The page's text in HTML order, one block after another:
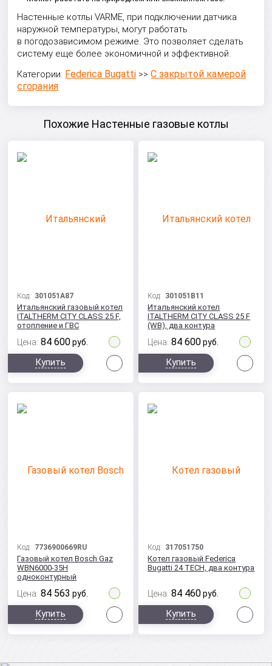
Настенные котлы VARME, при подключении датчика
наружной температуры, могут работать
в погодозависимом режиме. Это позволяет сделать
систему еще более экономичной и эффективной.
Категории: Federica Bugatti >>С закрытой камерой
сгорания
Похожие Настенные газовые котлы
Код: 301051A87
Итальянский газовый котел
ITALTHERM CITY CLASS 25 F,
отопление и ГВС
Цена: 84 600 руб.
Купить
Код: 301051B11
Итальянский котел
ITALTHERM CITY CLASS 25 F
(WB), два контура
Цена: 84 600 руб.
Купить
Код: 7736900669RU
Газовый котел Bosch Gaz
WBN6000-35H
одноконтурный
Цена: 84 563 руб.
Купить
Код: 317051750
Котел газовый Federica
Bugatti 24 TECH, два контура
Цена: 84 460 руб.
Купить